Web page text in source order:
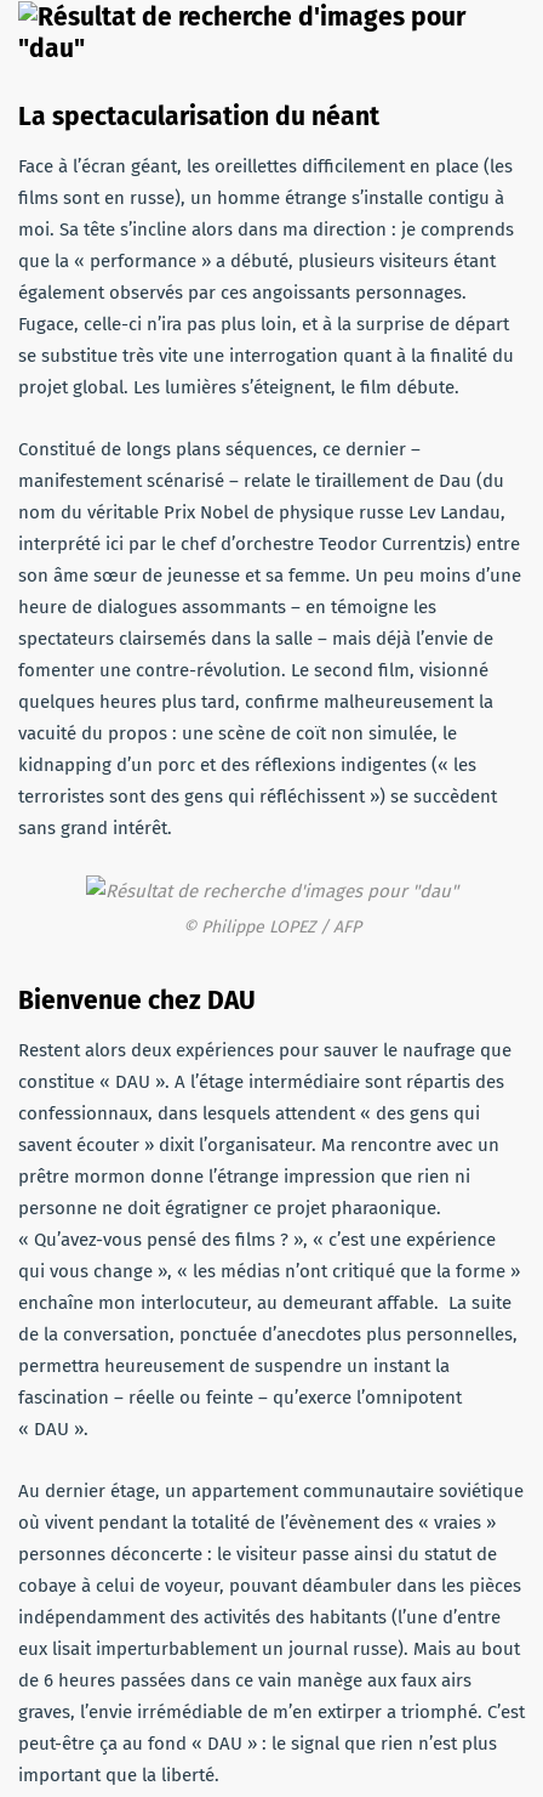
La spectacularisation du néant
Face à l’écran géant, les oreillettes difficilement en place (les
films sont en russe), un homme étrange s’installe contigu à
moi. Sa tête s’incline alors dans ma direction : je comprends
que la « performance » a débuté, plusieurs visiteurs étant
également observés par ces angoissants personnages.
Fugace, celle-ci n’ira pas plus loin, et à la surprise de départ
se substitue très vite une interrogation quant à la finalité du
projet global. Les lumières s’éteignent, le film débute.
Constitué de longs plans séquences, ce dernier –
manifestement scénarisé – relate le tiraillement de Dau (du
nom du véritable Prix Nobel de physique russe Lev Landau,
interprété ici par le chef d’orchestre Teodor Currentzis) entre
son âme sœur de jeunesse et sa femme. Un peu moins d’une
heure de dialogues assommants – en témoigne les
spectateurs clairsemés dans la salle – mais déjà l’envie de
fomenter une contre-révolution. Le second film, visionné
quelques heures plus tard, confirme malheureusement la
vacuité du propos : une scène de coït non simulée, le
kidnapping d’un porc et des réflexions indigentes (« les
terroristes sont des gens qui réfléchissent ») se succèdent
sans grand intérêt.
© Philippe LOPEZ / AFP
Bienvenue chez DAU
Restent alors deux expériences pour sauver le naufrage que
constitue « DAU ». A l’étage intermédiaire sont répartis des
confessionnaux, dans lesquels attendent « des gens qui
savent écouter » dixit l’organisateur. Ma rencontre avec un
prêtre mormon donne l’étrange impression que rien ni
personne ne doit égratigner ce projet pharaonique.
« Qu’avez-vous pensé des films ? », « c’est une expérience
qui vous change », « les médias n’ont critiqué que la forme »
enchaîne mon interlocuteur, au demeurant affable. La suite
de la conversation, ponctuée d’anecdotes plus personnelles,
permettra heureusement de suspendre un instant la
fascination – réelle ou feinte – qu’exerce l’omnipotent
« DAU ».
Au dernier étage, un appartement communautaire soviétique
où vivent pendant la totalité de l’évènement des « vraies »
personnes déconcerte : le visiteur passe ainsi du statut de
cobaye à celui de voyeur, pouvant déambuler dans les pièces
indépendamment des activités des habitants (l’une d’entre
eux lisait imperturbablement un journal russe). Mais au bout
de 6 heures passées dans ce vain manège aux faux airs
graves, l’envie irrémédiable de m’en extirper a triomphé. C’est
peut-être ça au fond « DAU » : le signal que rien n’est plus
important que la liberté.